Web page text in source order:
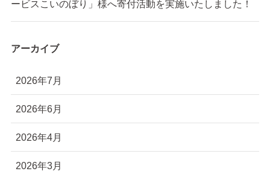
ービスこいのぼり」様へ寄付活動を実施いたしました！
アーカイブ
2026年7月
2026年6月
2026年4月
2026年3月